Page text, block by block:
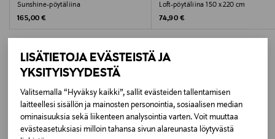
LISÄTIETOJA EVÄSTEISTÄ JA
YKSITYISYYDESTÄ
Valitsemalla “Hyväksy kaikki”, sallit evästeiden tallentamisen
laitteellesi sisällön ja mainosten personointia, sosiaalisen median
ominaisuuksia sekä liikenteen analysointia varten. Voit muuttaa
evästeasetuksiasi milloin tahansa sivun alareunasta löytyvästä
180x180 CM
Valmistusmaa
Intia
Valmistajan tuotenumero
12623000
Sunshine-pöytäliina
Original Price
165,00 €
Loft-pöytäliina 150 x 220 cm
Original Price
74,90 €
LISÄÄ KIINNOSTAVIA
TUOTTEITA